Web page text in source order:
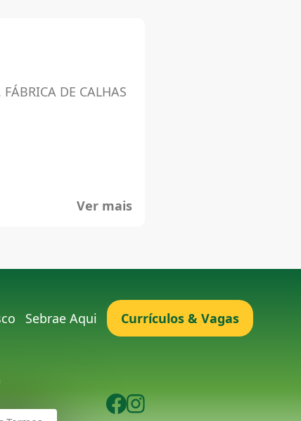
DE CALHAS
Ver mais
Sebrae Aqui Currículos & Vagas